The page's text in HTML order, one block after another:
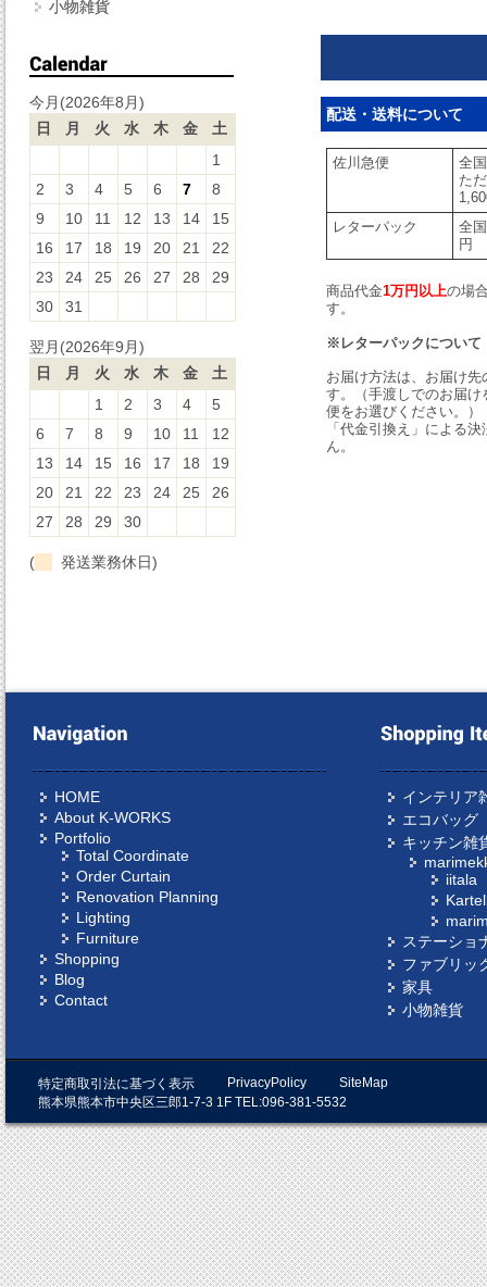
配送・送料について
佐川急便
全
た
レターパック
全
円
商品代金1万円以上の場
す。
※レターパックについて
お届け方法は、お届け
す。（手渡しでのお届
便をお選びください。）
「代金引換え」による
ん。
小物雑貨
今月(2026年8月)
日
月 火 水 木 金
土
1
2
3 4 5 6 7
8
9
10 11 12 13 14
15
16
17 18 19 20 21
22
23
24 25 26 27 28
29
30
31
翌月(2026年9月)
日
月 火 水 木 金
土
1
2 3 4
5
6
7 8 9 10 11
12
13
14 15 16 17 18
19
20
21 22 23 24 25
26
27
28 29 30
( 発送業務休日)
HOME
About K-WORKS
Portfolio
Total Coordinate
Order Curtain
Renovation Planning
Lighting
Furniture
Shopping
Blog
Contact
インテリア
エコバッグ
キッチン雑
iitala
ステーショ
ファブリッ
家具
小物雑貨
特定商取引法に基づく表示 PrivacyPolicy
SiteMap
熊本県熊本市中央区三郎1-7-3 1F TEL:096-381-5532